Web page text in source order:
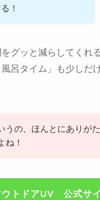
！
グッと減らしてくれる
呂タイム」も少しだ
うの、ほんとにありが
ね！
ウトドアUV 公式サ